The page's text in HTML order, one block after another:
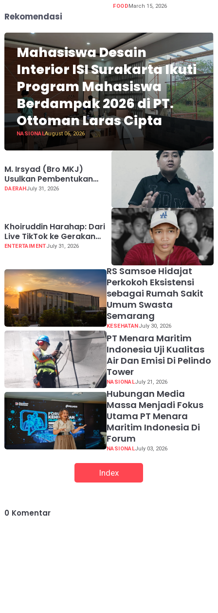
FOODMarch 15, 2026
Rekomendasi
Mahasiswa Desain
Interior ISI Surakarta Ikuti
Program Mahasiswa
Berdampak 2026 di PT.
Ottoman Laras Cipta
NASIONALAugust 06, 2026
M. Irsyad (Bro MKJ)
Usulkan Pembentukan
Harley Davidson Club
DAERAH July 31, 2026
Khoiruddin Harahap: Dari
Live TikTok ke Gerakan
"Naik Bersama, Tumbuh
ENTERTAIMENTJuly 31, 2026
RS Samsoe Hidajat
Perkokoh Eksistensi
sebagai Rumah Sakit
Umum Swasta
Semarang
KESEHATANJuly 30, 2026
PT Menara Maritim
Indonesia Uji Kualitas
Air Dan Emisi Di Pelindo
Tower
NASIONALJuly 21, 2026
Hubungan Media
Massa Menjadi Fokus
Utama PT Menara
Maritim Indonesia Di
Forum
NASIONALJuly 03, 2026
Index
0 Komentar